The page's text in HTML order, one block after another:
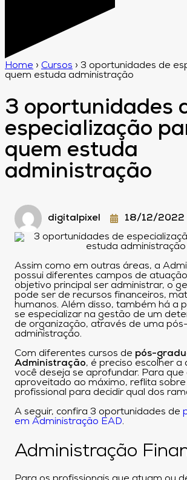
Home › Cursos › 3 oportunidades de
quem estuda administração
3 oportunidades
especialização
quem estuda
administração
digitalpixel 18/12/2022
Assim como em outras áreas, a
possui diferentes campos de
objetivo principal ser administrar, o
pode ser de recursos financeiros,
humanos. Além disso, também há a
se especializar na gestão de um
de organização, através de uma
administração.
Com diferentes cursos de pós-
Administração, é preciso escolher a
você deseja se aprofundar. Para que
aproveitado ao máximo, reflita
profissional para decidir qual dos
A seguir, confira 3 oportunidades de
em Administração EAD.
Administração